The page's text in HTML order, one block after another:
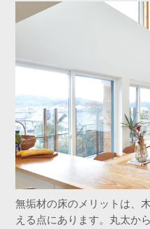
無垢材の床のメリットは、
える点にあります。丸太か